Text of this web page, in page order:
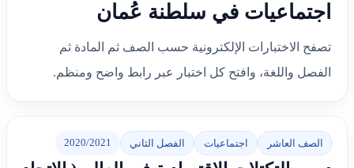
اجتماعيات في سلطنة عُمان
تصفح الاختبارات الإلكترونية حسب الصف ثم المادة ثم
الفصل واللغة، وافتح كل اختبار عبر رابط واضح ومنظم.
الصف العاشر اجتماعيات الفصل الثاني 2020/2021